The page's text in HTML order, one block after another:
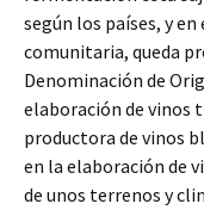
según los países, y
comunitaria, queda
Denominación de
elaboración de vinos
productora de vinos
en la elaboración de
de unos terrenos y